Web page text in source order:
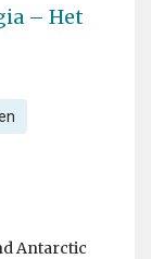
– Het
Antarctic